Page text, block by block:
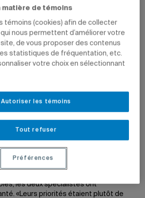
en classe», raconte la conseillère
des élèves par l’Intégration des
brutal: nous n’avons
jeunes à utiliser
leurs appareils
du RÉCIT
les deux spécialistes ont
«Leurs priorités étaient plutôt de
de témoins
témoins (cookies) afin de collecter
nous permettent d’améliorer votre
de vous proposer des contenus
les statistiques de fréquentation, etc.
votre choix en sélectionnant
Tout refuser
Autoriser les témoins
Préférences